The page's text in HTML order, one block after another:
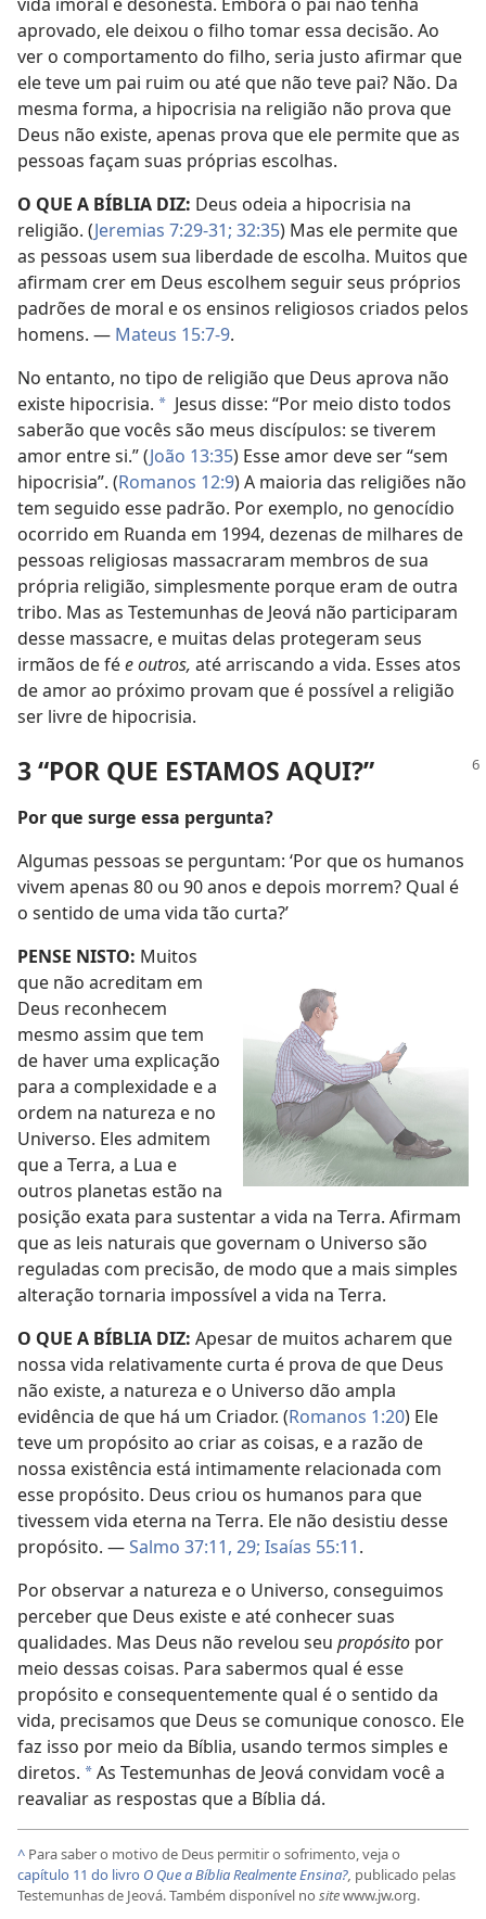
vida imoral e desonesta. Embora o pai não tenha
aprovado, ele deixou o filho tomar essa decisão. Ao
ver o comportamento do filho, seria justo afirmar que
ele teve um pai ruim ou até que não teve pai? Não. Da
mesma forma, a hipocrisia na religião não prova que
Deus não existe, apenas prova que ele permite que as
pessoas façam suas próprias escolhas.
O QUE A BÍBLIA DIZ: Deus odeia a hipocrisia na
religião. (Jeremias 7:29-31; 32:35) Mas ele permite que
as pessoas usem sua liberdade de escolha. Muitos que
afirmam crer em Deus escolhem seguir seus próprios
padrões de moral e os ensinos religiosos criados pelos
homens. — Mateus 15:7-9.
No entanto, no tipo de religião que Deus aprova não
existe hipocrisia. * Jesus disse: “Por meio disto todos
saberão que vocês são meus discípulos: se tiverem
amor entre si.” (João 13:35) Esse amor deve ser “sem
hipocrisia”. (Romanos 12:9) A maioria das religiões não
tem seguido esse padrão. Por exemplo, no genocídio
ocorrido em Ruanda em 1994, dezenas de milhares de
pessoas religiosas massacraram membros de sua
própria religião, simplesmente porque eram de outra
tribo. Mas as Testemunhas de Jeová não participaram
desse massacre, e muitas delas protegeram seus
irmãos de fée outros, até arriscando a vida. Esses atos
de amor ao próximo provam que é possível a religião
ser livre de hipocrisia.
3 “POR QUE ESTAMOS AQUI?”
Por que surge essa pergunta?
Algumas pessoas se perguntam: ‘Por que os humanos
vivem apenas 80 ou 90 anos e depois morrem? Qual é
o sentido de uma vida tão curta?’
PENSE NISTO: Muitos
que não acreditam em
Deus reconhecem
mesmo assim que tem
de haver uma explicação
para a complexidade e a
ordem na natureza e no
Universo. Eles admitem
que a Terra, a Lua e
outros planetas estão na
posição exata para sustentar a vida na Terra. Afirmam
que as leis naturais que governam o Universo são
reguladas com precisão, de modo que a mais simples
alteração tornaria impossível a vida na Terra.
O QUE A BÍBLIA DIZ: Apesar de muitos acharem que
nossa vida relativamente curta é prova de que Deus
não existe, a natureza e o Universo dão ampla
evidência de que há um Criador. (Romanos 1:20) Ele
teve um propósito ao criar as coisas, e a razão de
nossa existência está intimamente relacionada com
esse propósito. Deus criou os humanos para que
tivessem vida eterna na Terra. Ele não desistiu desse
propósito. —Salmo 37:11, 29; Isaías 55:11.
Por observar a natureza e o Universo, conseguimos
perceber que Deus existe e até conhecer suas
qualidades. Mas Deus não revelou seu propósito por
meio dessas coisas. Para sabermos qual é esse
propósito e consequentemente qual é o sentido da
vida, precisamos que Deus se comunique conosco. Ele
faz isso por meio da Bíblia, usando termos simples e
diretos. *As Testemunhas de Jeová convidam você a
reavaliar as respostas que a Bíblia dá.
^ Para saber o motivo de Deus permitir o sofrimento, veja o
capítulo 11 do livro O Que a Bíblia Realmente Ensina?, publicado pelas
Testemunhas de Jeová. Também disponível no sitewww.jw.org.